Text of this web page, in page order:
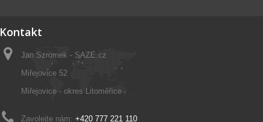
Kontakt
Jan Szromek - SAZE.cz
Miřejovice 52
Miřejovice - okres Litoměřice
Zavolejte nám:+420 777 221 110